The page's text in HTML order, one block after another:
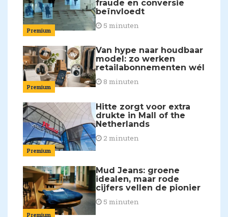
Premium
fraude en conversie
beïnvloedt
5 minuten
Premium
Van hype naar houdbaar
model: zo werken
retailabonnementen wél
8 minuten
Premium
Hitte zorgt voor extra
drukte in Mall of the
Netherlands
2 minuten
Premium
Mud Jeans: groene
idealen, maar rode
cijfers vellen de pionier
5 minuten